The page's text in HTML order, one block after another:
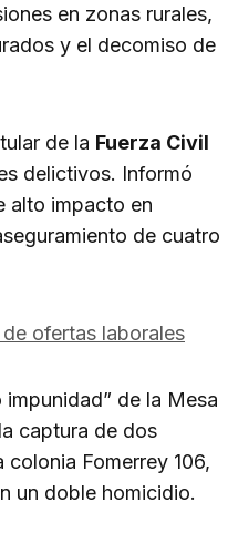
en zonas rurales,
y el decomiso de
de la Fuerza Civil
delictivos. Informó
alto impacto en
de cuatro
ofertas laborales
de la Mesa
captura de dos
Fomerrey 106,
un doble homicidio.